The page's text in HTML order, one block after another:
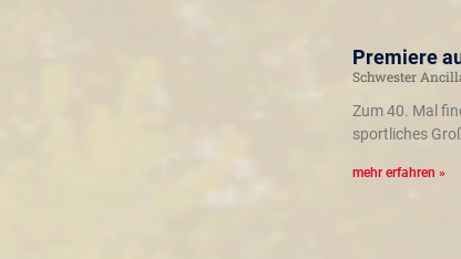
Premiere
Schwester
Zum 40. Mal
sportliches
mehr erfahren »